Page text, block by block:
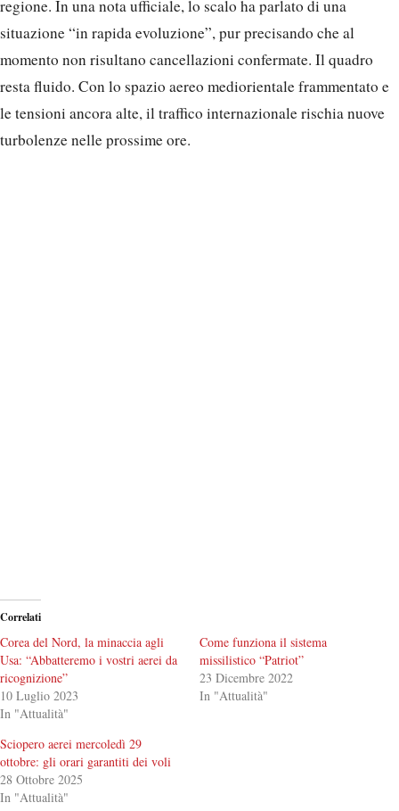
regione. In una nota ufficiale, lo scalo ha parlato di una
situazione “in rapida evoluzione”, pur precisando che al
momento non risultano cancellazioni confermate. Il quadro
resta fluido. Con lo spazio aereo mediorientale frammentato e
le tensioni ancora alte, il traffico internazionale rischia nuove
turbolenze nelle prossime ore.
Correlati
Corea del Nord, la minaccia agli
Usa: “Abbatteremo i vostri aerei da
ricognizione”
10 Luglio 2023
In "Attualità"
Come funziona il sistema
missilistico “Patriot”
23 Dicembre 2022
In "Attualità"
Sciopero aerei mercoledì 29
ottobre: gli orari garantiti dei voli
28 Ottobre 2025
In "Attualità"